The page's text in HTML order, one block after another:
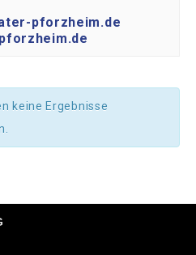
pforzheim.de
keine Ergebnisse